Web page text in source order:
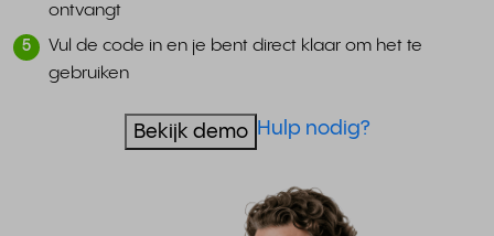
ontvangt
5
Vul de code in en je bent direct klaar om het te
gebruiken
Bekijk demo Hulp nodig?